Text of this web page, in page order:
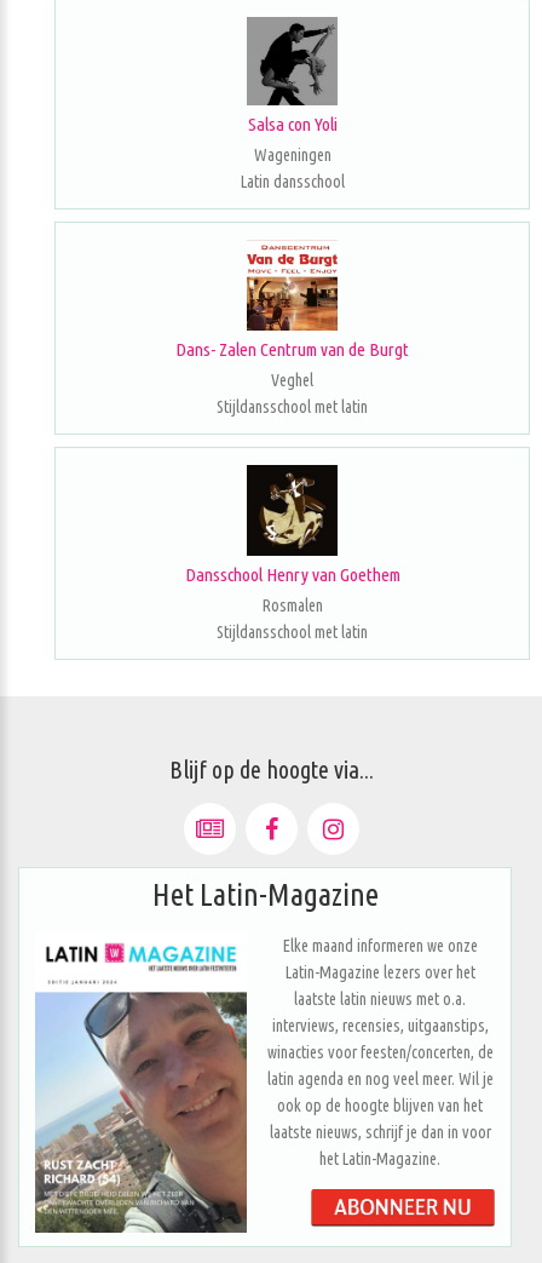
Salsa con Yoli
Wageningen
Latin dansschool
Dans- Zalen Centrum van de Burgt
Veghel
Stijldansschool met latin
Dansschool Henry van Goethem
Rosmalen
Stijldansschool met latin
Blijf op de hoogte via...
Het Latin-Magazine
Elke maand informeren we onze
Latin-Magazine lezers over het
laatste latin nieuws met o.a.
interviews, recensies, uitgaanstips,
winacties voor feesten/concerten, de
latin agenda en nog veel meer. Wil je
ook op de hoogte blijven van het
laatste nieuws, schrijf je dan in voor
het Latin-Magazine.